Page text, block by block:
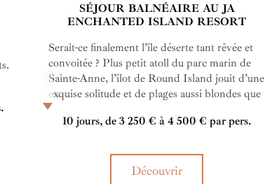
SÉJOUR BALNÉAIRE AU JA
ENCHANTED ISLAND RESORT
Serait-ce finalement l’île déserte tant rêvée et
convoitée ? Plus petit atoll du parc marin de
Sainte-Anne, l’îlot de Round Island jouit d’une
exquise solitude et de plages aussi blondes que
dans les songes… Les quelques villas de
l’Enchanted Island Resort vous invitent à
10 jours, de 3 250 € à 4 500 € par pers.
Découvrir